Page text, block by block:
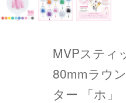
MVPスティ
80mmラウ
ター 「ホ」